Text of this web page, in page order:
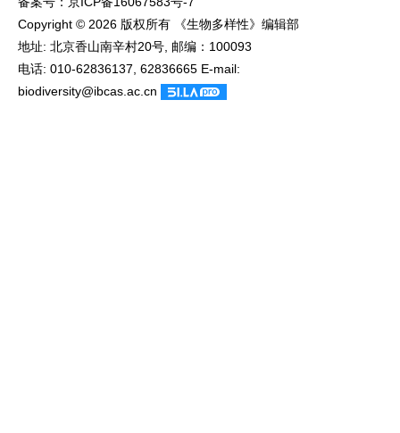
Copyright © 2026 版权所有 《生物多样性》编辑部
地址: 北京香山南辛村20号, 邮编：100093
电话: 010-62836137, 62836665 E-mail:
biodiversity@ibcas.ac.cn